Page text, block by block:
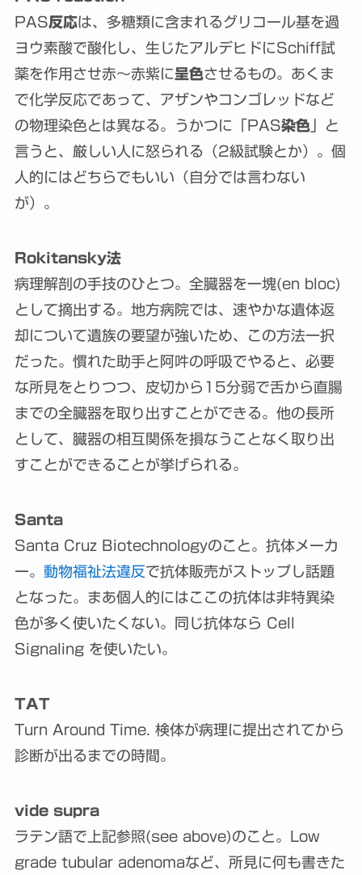
PAS反応は、多糖類に含まれるグリコール基を過
ヨウ素酸で酸化し、生じたアルデヒドにSchiff試
薬を作用させ赤～赤紫に呈色させるもの。あくま
で化学反応であって、アザンやコンゴレッドなど
の物理染色とは異なる。うかつに「PAS染色」と
言うと、厳しい人に怒られる（2級試験とか）。個
人的にはどちらでもいい（自分では言わない
が）。
Rokitansky法
病理解剖の手技のひとつ。全臓器を一塊(en bloc)
として摘出する。地方病院では、速やかな遺体返
却について遺族の要望が強いため、この方法一択
だった。慣れた助手と阿吽の呼吸でやると、必要
な所見をとりつつ、皮切から15分弱で舌から直腸
までの全臓器を取り出すことができる。他の長所
として、臓器の相互関係を損なうことなく取り出
すことができることが挙げられる。
Santa
Santa Cruz Biotechnologyのこと。抗体メーカ
ー。 動物福祉法違反で抗体販売がストップし話題
となった。まあ個人的にはここの抗体は非特異染
色が多く使いたくない。同じ抗体なら Cell
Signaling を使いたい。
TAT
Turn Around Time. 検体が病理に提出されてから
診断が出るまでの時間。
vide supra
ラテン語で上記参照(see above)のこと。Low
grade tubular adenomaなど、所見に何も書きた